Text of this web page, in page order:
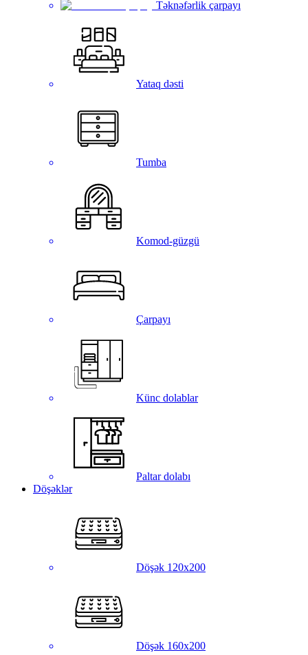
Təknəfərlik çarpayı
Yataq dəsti
Tumba
Komod-güzgü
Çarpayı
Künc dolablar
Paltar dolabı
Döşəklər
Döşək 120x200
Döşək 160x200